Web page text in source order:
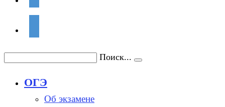
Поиск...
ОГЭ
Об экзамене